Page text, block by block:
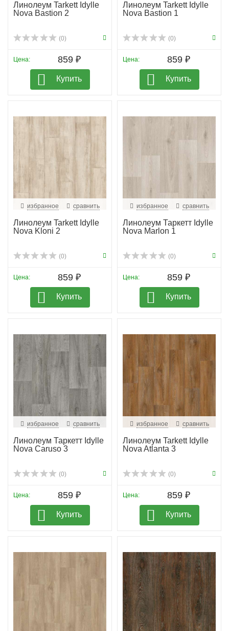
Линолеум Tarkett Idylle
Nova Bastion 2
(0)
Цена: 859 ₽
Купить
Линолеум Tarkett Idylle
Nova Bastion 1
(0)
Цена: 859 ₽
Купить
избранное сравнить
Линолеум Tarkett Idylle
Nova Kloni 2
(0)
Цена: 859 ₽
Купить
избранное сравнить
Линолеум Таркетт Idylle
Nova Marlon 1
(0)
Цена: 859 ₽
Купить
избранное сравнить
Линолеум Таркетт Idylle
Nova Caruso 3
(0)
Цена: 859 ₽
Купить
избранное сравнить
Линолеум Tarkett Idylle
Nova Atlanta 3
(0)
Цена: 859 ₽
Купить